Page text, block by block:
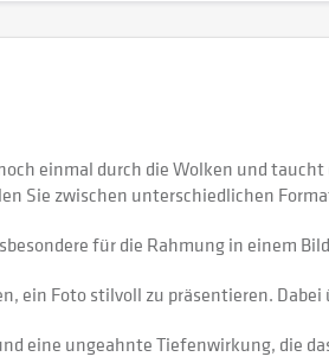
einmal durch die Wolken und
Sie zwischen unterschiedlichen
für die Rahmung in einem
ein Foto stilvoll zu präsentieren.
eine ungeahnte Tiefenwirkung, die